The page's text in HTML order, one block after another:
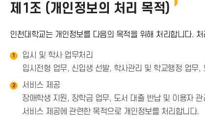
제1조 (개인정보의 처리 목적)
인천대학교는 개인정보를 다음의 목적을 위해 처리합니다.
1
입시 및 학사 업무처리
입시전형 업무, 신입생 선발, 학사관리 및 학교행정 업무
2
서비스 제공
장애학생 지원, 장학금 업무, 도서 대출 반납 및 이용자
서비스 제공에 관련한 목적으로 개인정보를 처리합니다.